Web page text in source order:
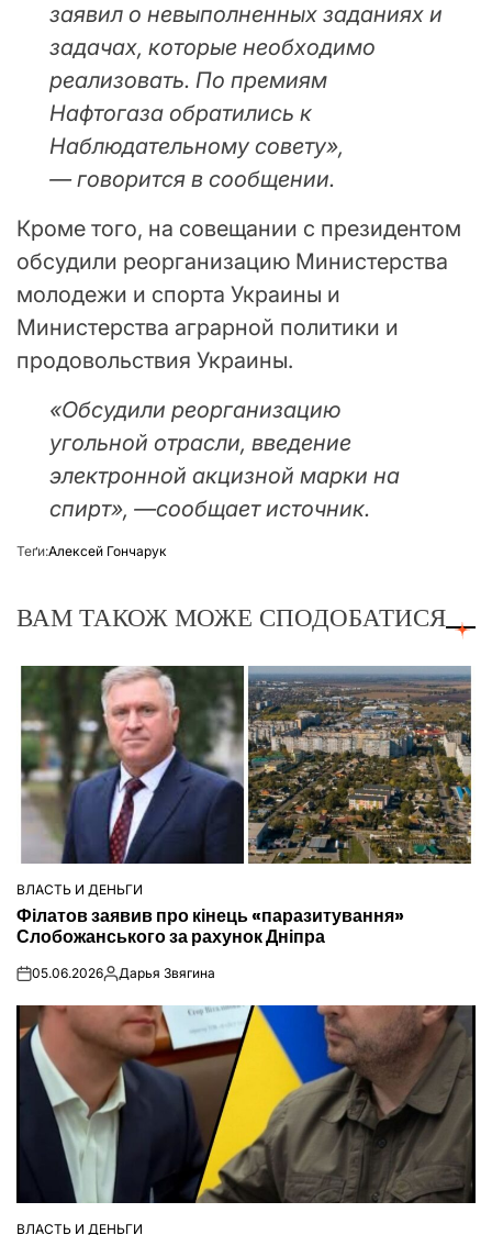
заявил о невыполненных заданиях и
задачах, которые необходимо
реализовать. По премиям
Нафтогаза обратились к
Наблюдательному совету»,
—говорится в сообщении.
Кроме того, на совещании с президентом
обсудили реорганизацию Министерства
молодежи и спорта Украины и
Министерства аграрной политики и
продовольствия Украины.
«Обсудили реорганизацию
угольной отрасли, введение
электронной акцизной марки на
спирт», —сообщает источник.
Теґи:Алексей Гончарук
ВАМ ТАКОЖ МОЖЕ СПОДОБАТИСЯ
ОПУБЛІКУВАТИ
У
ВЛАСТЬ И ДЕНЬГИ
Філатов заявив про кінець «паразитування»
Слобожанського за рахунок Дніпра
on05.06.2026Опубліковано
Дарья Звягина
ВЛАСТЬ И ДЕНЬГИ